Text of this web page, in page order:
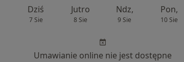
Dziś
7 Sie
Jutro
8 Sie
Ndz,
9 Sie
Pon,
10 Sie
Umawianie online nie jest dostępne